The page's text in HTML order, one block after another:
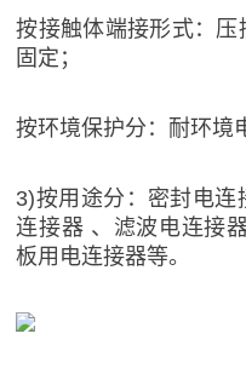
按接触体端接形式：压
固定；
按环境保护分：耐环境
3)按用途分：密封电
连接器 、滤波电连接
板用电连接器等。